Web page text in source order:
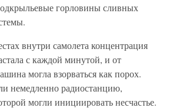
горловины сливных
внутри самолета концентрация
с каждой минутой, и от
могла взорваться как порох.
немедленно радиостанцию,
могли инициировать несчастье.